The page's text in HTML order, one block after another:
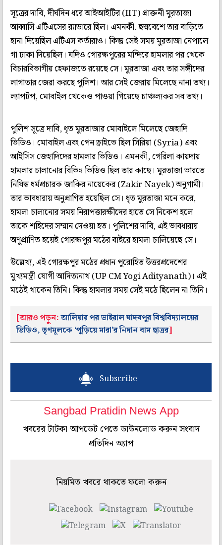
সূত্রের দাবি, দীর্ঘদিন ধরে আইআইটির (IIT) প্রাক্তনী মুরতাজা
আব্বাসি এটিএসের ব়্যাডারে ছিল। এমনকী. ছদ্মবেশে তার বাড়িতে
হানা দিয়েছিল এটিএস কর্তারাও। কিন্তু সেই সময় মুরতাজা নেপালে
গা ঢাকা দিয়েছিল। যদিও গোরক্ষপুরের মন্দিরে হামলার পর থেকে
বিচারবিভাগীয় হেফাজতে রয়েছে সে। মুরতাজা এবং তার সঙ্গীদের
লাগাতার জেরা করছে পুলিশ। আর সেই জেরায় মিলেছে নানা তথ্য।
ল্যাপটপ, মোবাইল থেকেও পাওয়া গিয়েছে চাঞ্চল্যকর সব তথ্য।
পুলিশ সূত্রে দাবি, ধৃত মুরতাজার মোবাইলে মিলেছে জেহাদি
ভিডিও। মোবাইল এবং পেন ড্রাইভে ছিল সিরিয়া (Syria) এবং
আইসিস জেহাদিদের হামলার ভিডিও। এমনকী, গেরিলা কায়দায়
হামলার চালানোর বিভিন্ন ভিডিও ছিল তার কাছে। মুরতাজা ভারতে
নিষিদ্ধ ধর্মপ্রচারক জাকির নায়েকের (Zakir Nayek) অনুগামী।
তার ভাবধারায় অনুপ্রাণিত হয়েছিল সে। ধৃত মুরতাজা মনে করে,
হামলা চালানোর সময় নিরাপত্তারক্ষীদের হাতে সে নিকেশ হলে
তাকে শহিদের সম্মান দেওয়া হত। পুলিশের দাবি, এই ভাবধারায়
অণুপ্রাণিত হয়েই গোরক্ষপুর মঠের বাইরে হামলা চালিয়েছে সে।
উল্লেখ্য, এই গোরক্ষপুর মঠের প্রধান পুরোহিত উত্তরপ্রদেশের
মুখ্যমন্ত্রী যোগী আদিত্যনাথ (UP CM Yogi Adityanath)। এই
মঠেই থাকেন তিনি। কিন্তু হামলার সময় সেই মঠে ছিলেন না তিনি।
[আরও পড়ুন:আলিয়ার পর ভাইরাল যাদবপুর বিশ্ববিদ্যালয়ের
ভিডিও, তৃণমূলকে ‘পুড়িয়ে মারা’র নিদান বাম ছাত্রর]
Subscribe
Sangbad Pratidin News App
খবরের টাটকা আপডেট পেতে ডাউনলোড করুন সংবাদ
প্রতিদিন অ্যাপ
নিয়মিত খবরে থাকতে ফলো করুন